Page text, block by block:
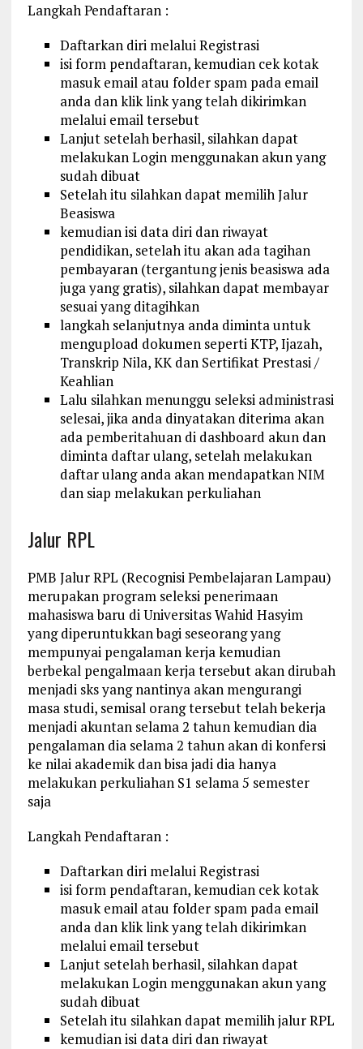
Langkah Pendaftaran :
Daftarkan diri melalui Registrasi
isi form pendaftaran, kemudian cek kotak
masuk email atau folder spam pada email
anda dan klik link yang telah dikirimkan
melalui email tersebut
Lanjut setelah berhasil, silahkan dapat
melakukan Login menggunakan akun yang
sudah dibuat
Setelah itu silahkan dapat memilih Jalur
Beasiswa
kemudian isi data diri dan riwayat
pendidikan, setelah itu akan ada tagihan
pembayaran (tergantung jenis beasiswa ada
juga yang gratis), silahkan dapat membayar
sesuai yang ditagihkan
langkah selanjutnya anda diminta untuk
mengupload dokumen seperti KTP, Ijazah,
Transkrip Nila, KK dan Sertifikat Prestasi /
Keahlian
Lalu silahkan menunggu seleksi administrasi
selesai, jika anda dinyatakan diterima akan
ada pemberitahuan di dashboard akun dan
diminta daftar ulang, setelah melakukan
daftar ulang anda akan mendapatkan NIM
dan siap melakukan perkuliahan
Jalur RPL
PMB Jalur RPL (Recognisi Pembelajaran Lampau)
merupakan program seleksi penerimaan
mahasiswa baru di Universitas Wahid Hasyim
yang diperuntukkan bagi seseorang yang
mempunyai pengalaman kerja kemudian
berbekal pengalmaan kerja tersebut akan dirubah
menjadi sks yang nantinya akan mengurangi
masa studi, semisal orang tersebut telah bekerja
menjadi akuntan selama 2 tahun kemudian dia
pengalaman dia selama 2 tahun akan di konfersi
ke nilai akademik dan bisa jadi dia hanya
melakukan perkuliahan S1 selama 5 semester
saja
Langkah Pendaftaran :
Daftarkan diri melalui Registrasi
isi form pendaftaran, kemudian cek kotak
masuk email atau folder spam pada email
anda dan klik link yang telah dikirimkan
melalui email tersebut
Lanjut setelah berhasil, silahkan dapat
melakukan Login menggunakan akun yang
sudah dibuat
Setelah itu silahkan dapat memilih jalur RPL
kemudian isi data diri dan riwayat